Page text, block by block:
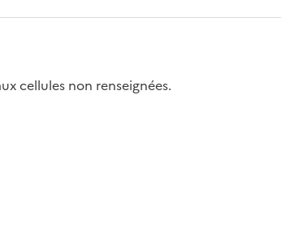
cellules non renseignées.